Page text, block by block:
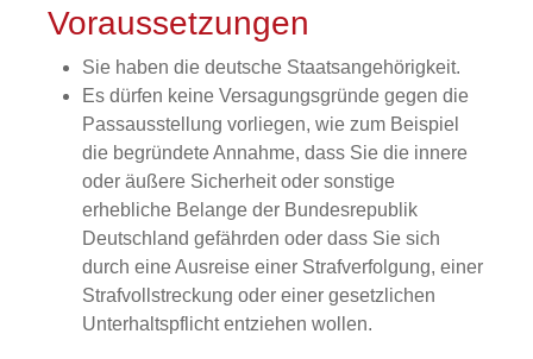
Voraussetzungen
Sie haben die deutsche Staatsangehörigkeit.
Es dürfen keine Versagungsgründe gegen die
Passausstellung vorliegen, wie zum Beispiel
die begründete Annahme, dass Sie die innere
oder äußere Sicherheit oder sonstige
erhebliche Belange der Bundesrepublik
Deutschland gefährden oder dass Sie sich
durch eine Ausreise einer Strafverfolgung, einer
Strafvollstreckung oder einer gesetzlichen
Unterhaltspflicht entziehen wollen.